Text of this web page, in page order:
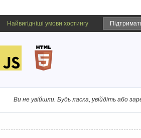
Найвигідніші умови хостингу
Ви не увійшли. Будь ласка, увійдіть або